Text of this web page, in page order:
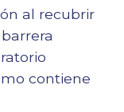
al recubrir
contiene